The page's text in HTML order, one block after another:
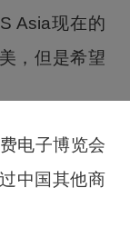
Asia现在的
，但是希望
电子博览会
中国其他商